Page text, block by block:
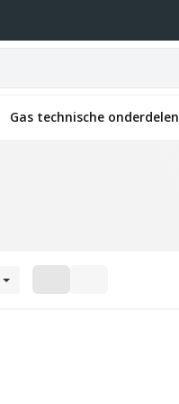
Gas technische onderdelen